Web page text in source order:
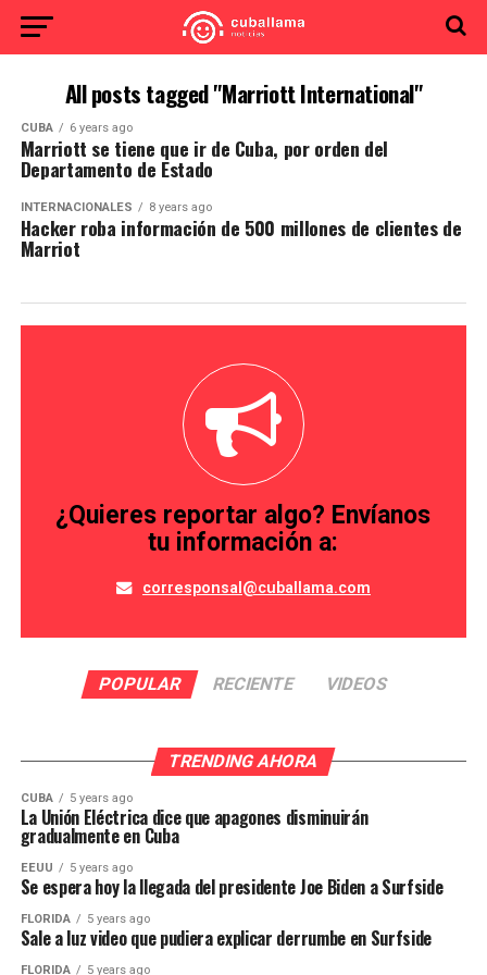
All posts tagged "Marriott International"
CUBA 6 years ago
Marriott se tiene que ir de Cuba, por orden del
Departamento de Estado
INTERNACIONALES 8 years ago
Hacker roba información de 500 millones de clientes de
Marriot
¿Quieres reportar algo? Envíanos
tu información a:
corresponsal@cuballama.com
POPULAR RECIENTE VIDEOS
TRENDING AHORA
CUBA 5 years ago
La Unión Eléctrica dice que apagones disminuirán
gradualmente en Cuba
EEUU 5 years ago
Se espera hoy la llegada del presidente Joe Biden a Surfside
FLORIDA 5 years ago
Sale a luz video que pudiera explicar derrumbe en Surfside
FLORIDA 5 years ago